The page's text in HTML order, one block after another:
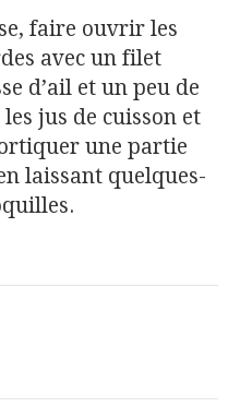
faire ouvrir les
avec un filet
d’ail et un peu de
jus de cuisson et
une partie
laissant quelques-